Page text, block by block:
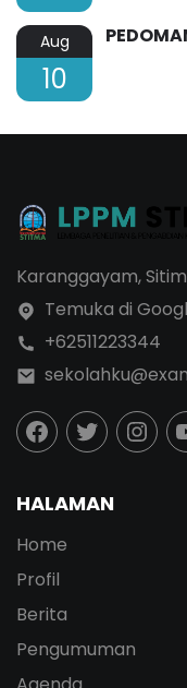
Aug
10
Karanggayam,
Temuka di
+62511223344
HALAMAN
Home
Profil
Berita
Pengumuman